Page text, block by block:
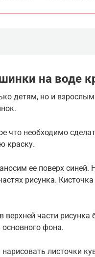
на воде
детям, но и
что необходимо
краску.
ее поверх синей.
рисунка.
части рисунка
фона.
листочки